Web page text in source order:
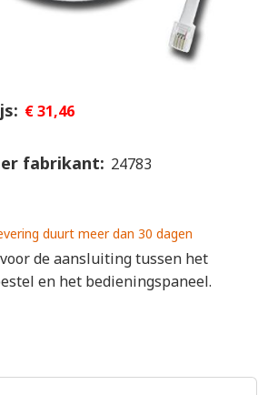
€ 31,46
fabrikant 24783
duurt meer dan 30 dagen
de aansluiting tussen het
en het bedieningspaneel.